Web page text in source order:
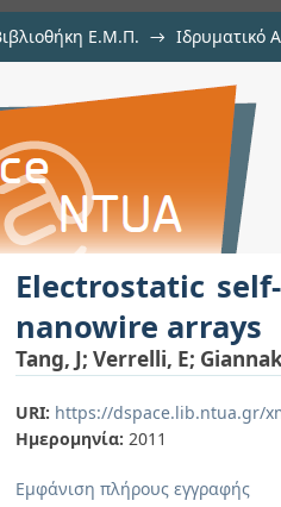
Ε.Μ.Π. → Ιδρυματικό
assembly of
Electrostatic
nanowire arrays
Tang, J; Verrelli, E;
URI: https://dspace.lib.ntua.gr/
Ημερομηνία: 2011
Εμφάνιση πλήρους εγγραφής